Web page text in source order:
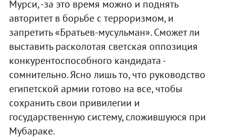
Мурси, -за это время можно и поднять
авторитет в борьбе с терроризмом, и
запретить «Братьев-мусульман». Сможет ли
выставить расколотая светская оппозиция
конкурентоспособного кандидата -
сомнительно. Ясно лишь то, что руководство
египетской армии готово на все, чтобы
сохранить свои привилегии и
государственную систему, сложившуюся при
Мубараке.